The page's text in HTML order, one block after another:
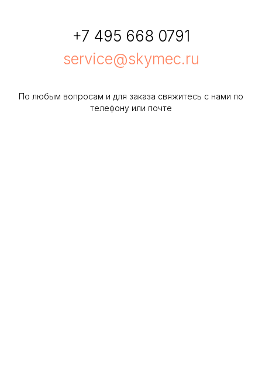
+7 495 668 0791
service@skymec.ru
По любым вопросам и для заказа свяжитесь с нами по
телефону или почте